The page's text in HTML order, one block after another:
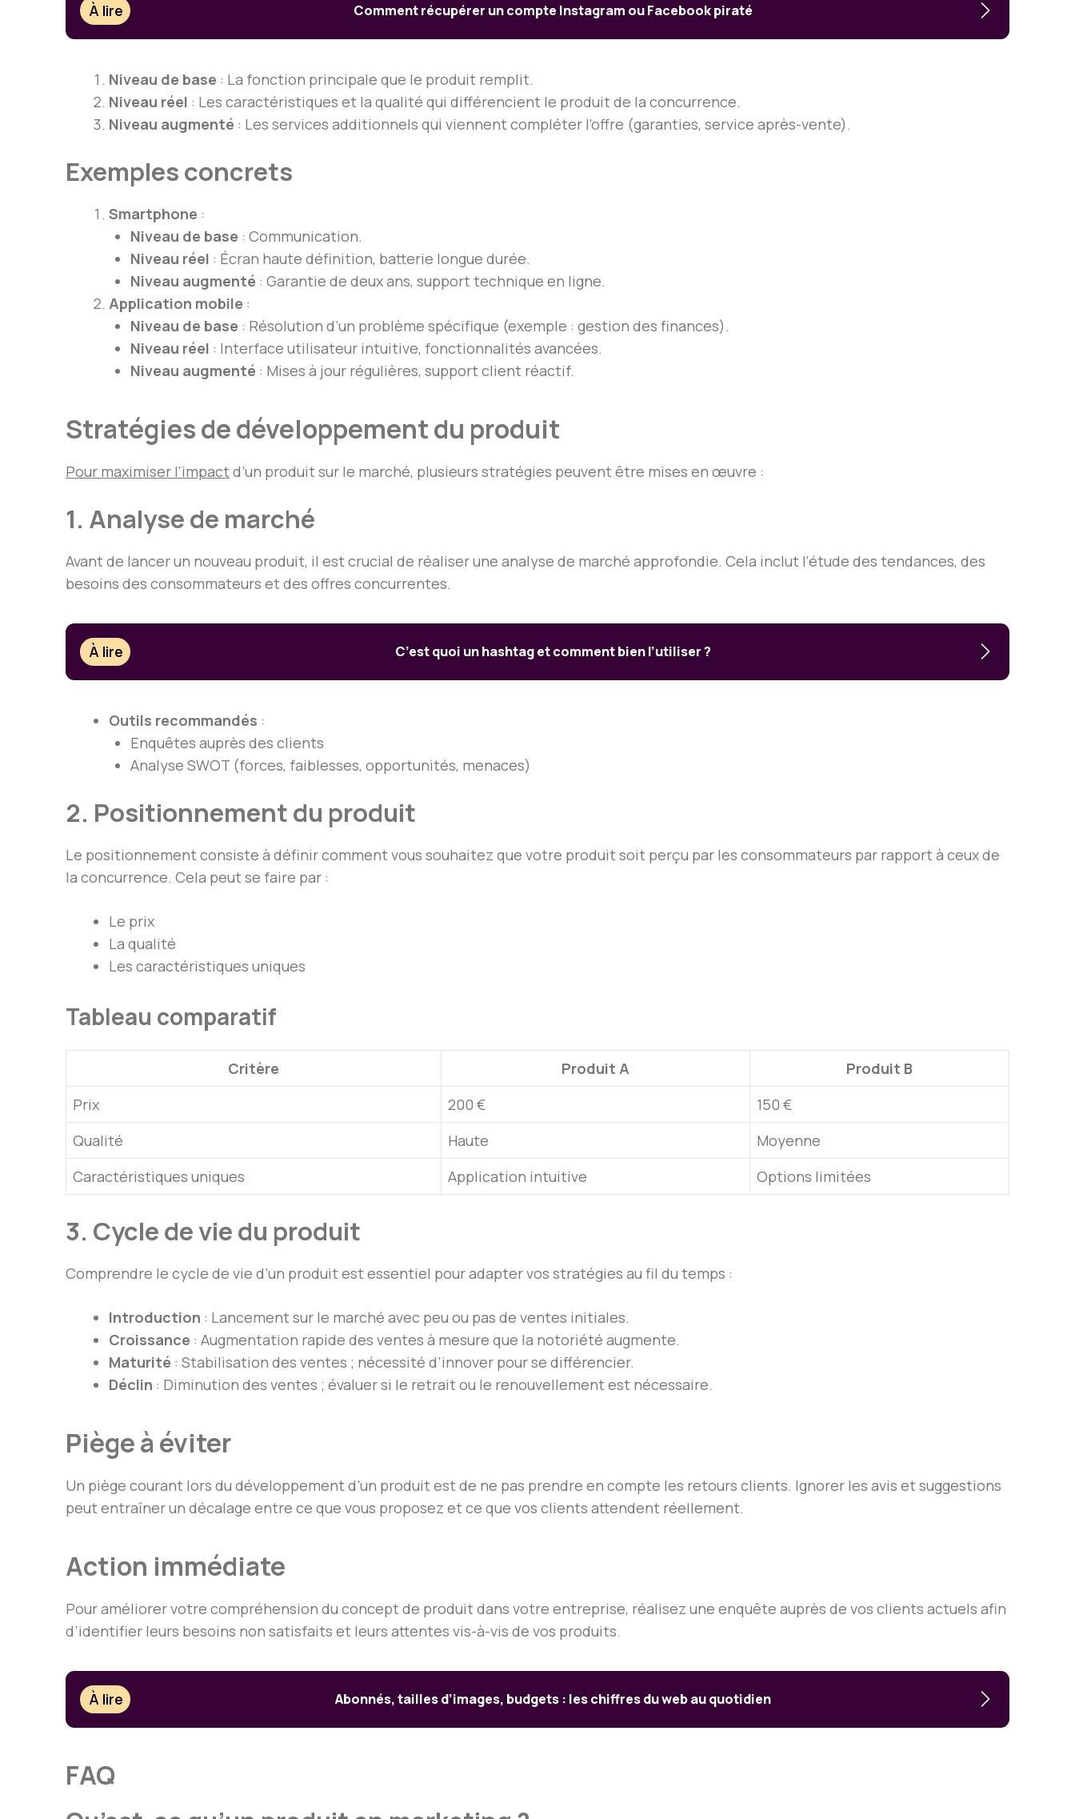
À lire Comment récupérer un compte Instagram ou Facebook piraté
Niveau de base : La fonction principale que le produit remplit.
Niveau réel : Les caractéristiques et la qualité qui différencient le produit de la concurrence.
Niveau augmenté : Les services additionnels qui viennent compléter l’offre (garanties, service après-vente).
Exemples concrets
Smartphone :
Niveau de base : Communication.
Niveau réel : Écran haute définition, batterie longue durée.
Niveau augmenté : Garantie de deux ans, support technique en ligne.
Application mobile :
Niveau de base : Résolution d’un problème spécifique (exemple : gestion des finances).
Niveau réel : Interface utilisateur intuitive, fonctionnalités avancées.
Niveau augmenté : Mises à jour régulières, support client réactif.
Stratégies de développement du produit
Pour maximiser l’impactd’un produit sur le marché, plusieurs stratégies peuvent être mises en œuvre :
1. Analyse de marché
Avant de lancer un nouveau produit, il est crucial de réaliser une analyse de marché approfondie. Cela inclut l’étude des tendances, des
besoins des consommateurs et des offres concurrentes.
À lire C’est quoi un hashtag et comment bien l’utiliser ?
Outils recommandés :
Enquêtes auprès des clients
Analyse SWOT (forces, faiblesses, opportunités, menaces)
2. Positionnement du produit
Le positionnement consiste à définir comment vous souhaitez que votre produit soit perçu par les consommateurs par rapport à ceux de
la concurrence. Cela peut se faire par :
Le prix
La qualité
Les caractéristiques uniques
Tableau comparatif
Critère Produit A
Produit B
Prix
200 €
150 €
Qualité
Haute
Moyenne
Caractéristiques uniques
Application intuitive Options limitées
3. Cycle de vie du produit
Comprendre le cycle de vie d’un produit est essentiel pour adapter vos stratégies au fil du temps :
Introduction : Lancement sur le marché avec peu ou pas de ventes initiales.
Croissance : Augmentation rapide des ventes à mesure que la notoriété augmente.
Maturité : Stabilisation des ventes ; nécessité d’innover pour se différencier.
Déclin : Diminution des ventes ; évaluer si le retrait ou le renouvellement est nécessaire.
Piège à éviter
Un piège courant lors du développement d’un produit est de ne pas prendre en compte les retours clients. Ignorer les avis et suggestions
peut entraîner un décalage entre ce que vous proposez et ce que vos clients attendent réellement.
Action immédiate
Pour améliorer votre compréhension du concept de produit dans votre entreprise, réalisez une enquête auprès de vos clients actuels afin
d’identifier leurs besoins non satisfaits et leurs attentes vis-à-vis de vos produits.
À lire Abonnés, tailles d’images, budgets : les chiffres du web au quotidien
FAQ